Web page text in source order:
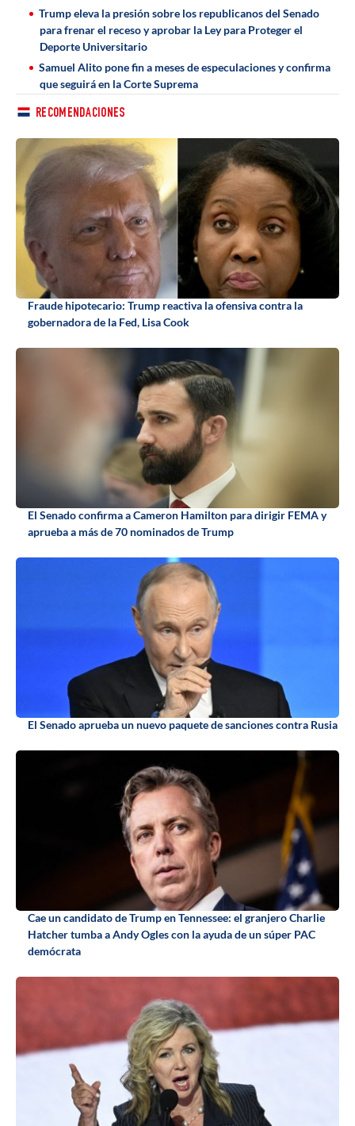
Trump eleva la presión sobre los republicanos del Senado
para frenar el receso y aprobar la Ley para Proteger el
Deporte Universitario
Samuel Alito pone fin a meses de especulaciones y confirma
que seguirá en la Corte Suprema
RECOMENDACIONES
Fraude hipotecario: Trump reactiva la ofensiva contra la
gobernadora de la Fed, Lisa Cook
El Senado confirma a Cameron Hamilton para dirigir FEMA y
aprueba a más de 70 nominados de Trump
El Senado aprueba un nuevo paquete de sanciones contra Rusia
Cae un candidato de Trump en Tennessee: el granjero Charlie
Hatcher tumba a Andy Ogles con la ayuda de un súper PAC
demócrata